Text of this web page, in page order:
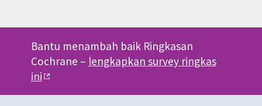
Bantu menambah baik Ringkasan
Cochrane – lengkapkan survey ringkas
ini